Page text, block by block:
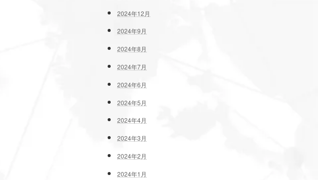
2024年12月
2024年9月
2024年8月
2024年7月
2024年6月
2024年5月
2024年4月
2024年3月
2024年2月
2024年1月